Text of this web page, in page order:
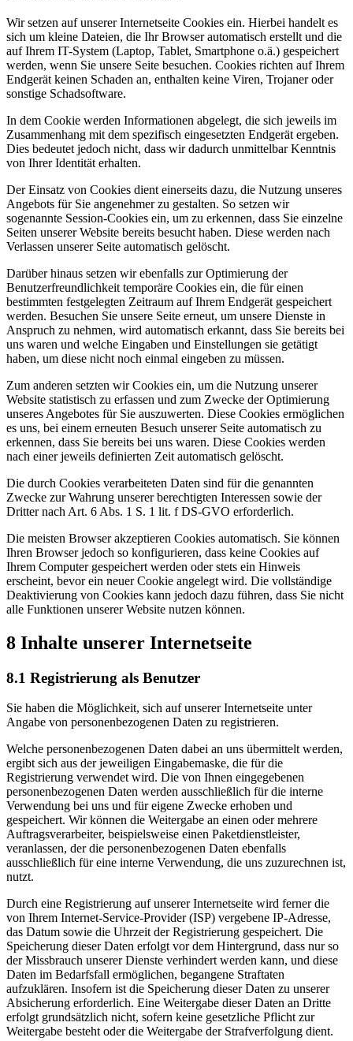
Wir setzen auf unserer Internetseite Cookies ein. Hierbei handelt es
sich um kleine Dateien, die Ihr Browser automatisch erstellt und die
auf Ihrem IT-System (Laptop, Tablet, Smartphone o.ä.) gespeichert
werden, wenn Sie unsere Seite besuchen. Cookies richten auf Ihrem
Endgerät keinen Schaden an, enthalten keine Viren, Trojaner oder
sonstige Schadsoftware.
In dem Cookie werden Informationen abgelegt, die sich jeweils im
Zusammenhang mit dem spezifisch eingesetzten Endgerät ergeben.
Dies bedeutet jedoch nicht, dass wir dadurch unmittelbar Kenntnis
von Ihrer Identität erhalten.
Der Einsatz von Cookies dient einerseits dazu, die Nutzung unseres
Angebots für Sie angenehmer zu gestalten. So setzen wir
sogenannte Session-Cookies ein, um zu erkennen, dass Sie einzelne
Seiten unserer Website bereits besucht haben. Diese werden nach
Verlassen unserer Seite automatisch gelöscht.
Darüber hinaus setzen wir ebenfalls zur Optimierung der
Benutzerfreundlichkeit temporäre Cookies ein, die für einen
bestimmten festgelegten Zeitraum auf Ihrem Endgerät gespeichert
werden. Besuchen Sie unsere Seite erneut, um unsere Dienste in
Anspruch zu nehmen, wird automatisch erkannt, dass Sie bereits bei
uns waren und welche Eingaben und Einstellungen sie getätigt
haben, um diese nicht noch einmal eingeben zu müssen.
Zum anderen setzten wir Cookies ein, um die Nutzung unserer
Website statistisch zu erfassen und zum Zwecke der Optimierung
unseres Angebotes für Sie auszuwerten. Diese Cookies ermöglichen
es uns, bei einem erneuten Besuch unserer Seite automatisch zu
erkennen, dass Sie bereits bei uns waren. Diese Cookies werden
nach einer jeweils definierten Zeit automatisch gelöscht.
Die durch Cookies verarbeiteten Daten sind für die genannten
Zwecke zur Wahrung unserer berechtigten Interessen sowie der
Dritter nach Art. 6 Abs. 1 S. 1 lit. f DS-GVO erforderlich.
Die meisten Browser akzeptieren Cookies automatisch. Sie können
Ihren Browser jedoch so konfigurieren, dass keine Cookies auf
Ihrem Computer gespeichert werden oder stets ein Hinweis
erscheint, bevor ein neuer Cookie angelegt wird. Die vollständige
Deaktivierung von Cookies kann jedoch dazu führen, dass Sie nicht
alle Funktionen unserer Website nutzen können.
8 Inhalte unserer Internetseite
8.1 Registrierung als Benutzer
Sie haben die Möglichkeit, sich auf unserer Internetseite unter
Angabe von personenbezogenen Daten zu registrieren.
Welche personenbezogenen Daten dabei an uns übermittelt werden,
ergibt sich aus der jeweiligen Eingabemaske, die für die
Registrierung verwendet wird. Die von Ihnen eingegebenen
personenbezogenen Daten werden ausschließlich für die interne
Verwendung bei uns und für eigene Zwecke erhoben und
gespeichert. Wir können die Weitergabe an einen oder mehrere
Auftragsverarbeiter, beispielsweise einen Paketdienstleister,
veranlassen, der die personenbezogenen Daten ebenfalls
ausschließlich für eine interne Verwendung, die uns zuzurechnen ist,
nutzt.
Durch eine Registrierung auf unserer Internetseite wird ferner die
von Ihrem Internet-Service-Provider (ISP) vergebene IP-Adresse,
das Datum sowie die Uhrzeit der Registrierung gespeichert. Die
Speicherung dieser Daten erfolgt vor dem Hintergrund, dass nur so
der Missbrauch unserer Dienste verhindert werden kann, und diese
Daten im Bedarfsfall ermöglichen, begangene Straftaten
aufzuklären. Insofern ist die Speicherung dieser Daten zu unserer
Absicherung erforderlich. Eine Weitergabe dieser Daten an Dritte
erfolgt grundsätzlich nicht, sofern keine gesetzliche Pflicht zur
Weitergabe besteht oder die Weitergabe der Strafverfolgung dient.